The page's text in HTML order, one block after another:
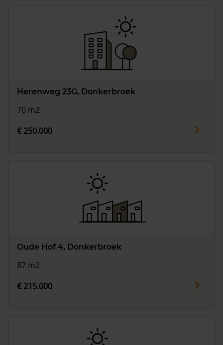
Herenweg 23G, Donkerbroek
70 m2
€ 250.000
Oude Hof 4, Donkerbroek
87 m2
€ 215.000